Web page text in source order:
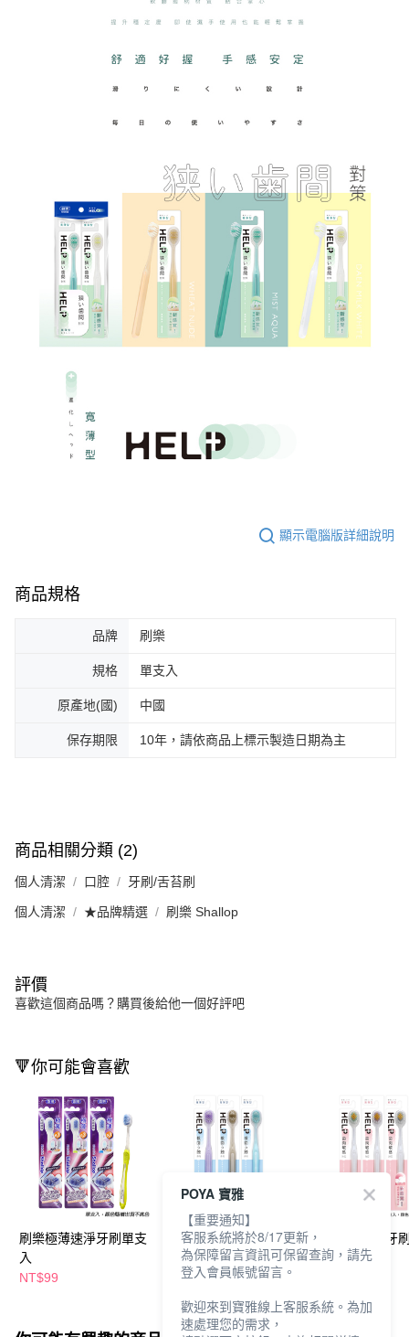
顯示電腦版詳細說明
商品規格
品牌 刷樂
規格 單支入
原產地(國) 中國
保存期限 10年，請依商品上標示製造日期為主
商品相關分類 (2)
個人清潔 口腔 牙刷/舌苔刷
個人清潔 ★品牌精選 刷樂 Shallop
評價
喜歡這個商品嗎？購買後給他一個好評吧
🔻你可能會喜歡
刷樂極薄速淨牙刷單支
入
NT$99
刷樂寬薄深潔牙刷單支
NT$79
刷樂寬薄舒齦牙
入
POYA 寶雅
【重要通知】
客服系統將於8/17更新，
為保障留言資訊可保留查詢，請先
登入會員帳號留言。
歡迎來到寶雅線上客服系統。為加
速處理您的需求，